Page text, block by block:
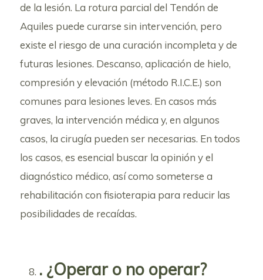
de la lesión. La rotura parcial del Tendón de
Aquiles puede curarse sin intervención, pero
existe el riesgo de una curación incompleta y de
futuras lesiones. Descanso, aplicación de hielo,
compresión y elevación (método R.I.C.E.) son
comunes para lesiones leves. En casos más
graves, la intervención médica y, en algunos
casos, la cirugía pueden ser necesarias. En todos
los casos, es esencial buscar la opinión y el
diagnóstico médico, así como someterse a
rehabilitación con fisioterapia para reducir las
posibilidades de recaídas.
. ¿Operar o no operar?